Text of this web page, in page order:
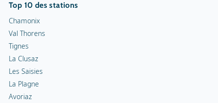
Top 10 des stations
Chamonix
Val Thorens
Tignes
La Clusaz
Les Saisies
La Plagne
Avoriaz